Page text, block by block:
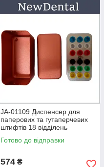
JA-01109 Диспенсер для
паперових та гутаперчевих
штифтів 18 відділень
Готово до відправки
574 ₴